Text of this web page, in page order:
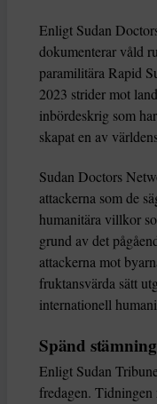
Enligt Sudan
dokumenterar våld
paramilitära Rapid
2023 strider mot
inbördeskrig som
skapat en av
Sudan Doctors
attackerna som de
humanitära villkor
grund av det
attackerna mot
fruktansvärda sätt
internationell
Spänd
Enligt Sudan
fredagen. Tidningen